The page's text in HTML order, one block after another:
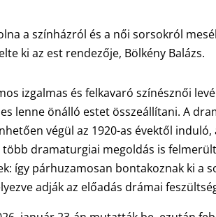
a színházról és a női sorsokról
ki az est rendezője, Bölkény Balázs.
izgalmas és felkavaró színésznői
lenne önálló estet összeállítani. A
végül az 1920-as évektől
több dramaturgiai megoldás is
így párhuzamosan bontakoznak ki a
adják az előadás drámai